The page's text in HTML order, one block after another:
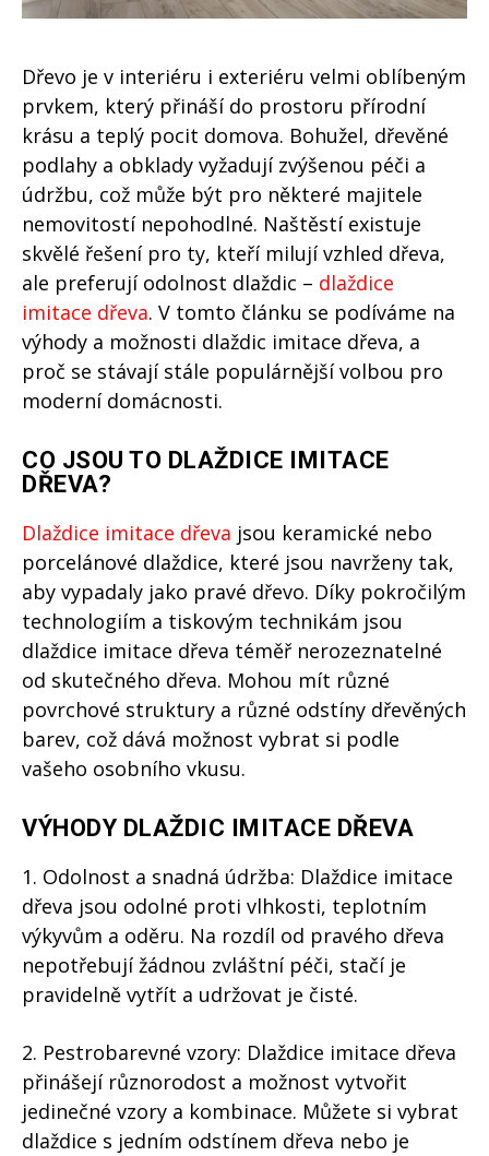
Dřevo je v interiéru i exteriéru velmi oblíbeným
prvkem, který přináší do prostoru přírodní
krásu a teplý pocit domova. Bohužel, dřevěné
podlahy a obklady vyžadují zvýšenou péči a
údržbu, což může být pro některé majitele
nemovitostí nepohodlné. Naštěstí existuje
skvělé řešení pro ty, kteří milují vzhled dřeva,
ale preferují odolnost dlaždic – dlaždice
imitace dřeva. V tomto článku se podíváme na
výhody a možnosti dlaždic imitace dřeva, a
proč se stávají stále populárnější volbou pro
moderní domácnosti.
CO JSOU TO DLAŽDICE IMITACE
DŘEVA?
Dlaždice imitace dřeva jsou keramické nebo
porcelánové dlaždice, které jsou navrženy tak,
aby vypadaly jako pravé dřevo. Díky pokročilým
technologiím a tiskovým technikám jsou
dlaždice imitace dřeva téměř nerozeznatelné
od skutečného dřeva. Mohou mít různé
povrchové struktury a různé odstíny dřevěných
barev, což dává možnost vybrat si podle
vašeho osobního vkusu.
VÝHODY DLAŽDIC IMITACE DŘEVA
1. Odolnost a snadná údržba: Dlaždice imitace
dřeva jsou odolné proti vlhkosti, teplotním
výkyvům a oděru. Na rozdíl od pravého dřeva
nepotřebují žádnou zvláštní péči, stačí je
pravidelně vytřít a udržovat je čisté.
2. Pestrobarevné vzory: Dlaždice imitace dřeva
přinášejí různorodost a možnost vytvořit
jedinečné vzory a kombinace. Můžete si vybrat
dlaždice s jedním odstínem dřeva nebo je